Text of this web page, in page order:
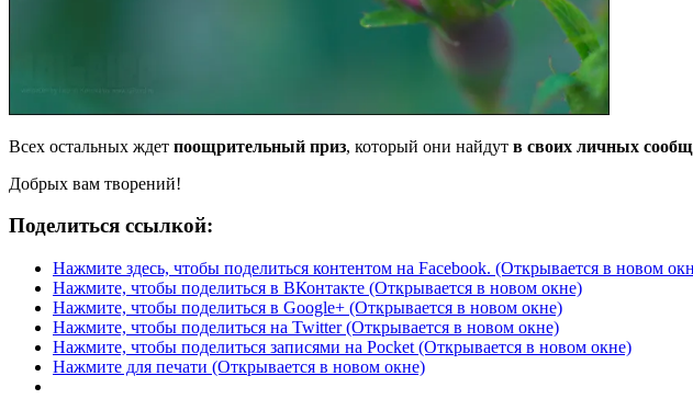
Всех остальных ждет поощрительный приз, который они найдут в своих личных
Добрых вам творений!
Поделиться ссылкой:
Нажмите здесь, чтобы поделиться контентом на Facebook. (Открывается в новом
Нажмите, чтобы поделиться в ВКонтакте (Открывается в новом окне)
Нажмите, чтобы поделиться в Google+ (Открывается в новом окне)
Нажмите, чтобы поделиться на Twitter (Открывается в новом окне)
Нажмите, чтобы поделиться записями на Pocket (Открывается в новом окне)
Нажмите для печати (Открывается в новом окне)